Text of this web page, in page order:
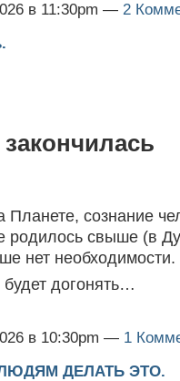
в 11:30pm — 2
Планете, сознание
родилось свыше (в
нет необходимости.
догонять…
в 10:30pm — 1
ДЕЛАТЬ ЭТО.